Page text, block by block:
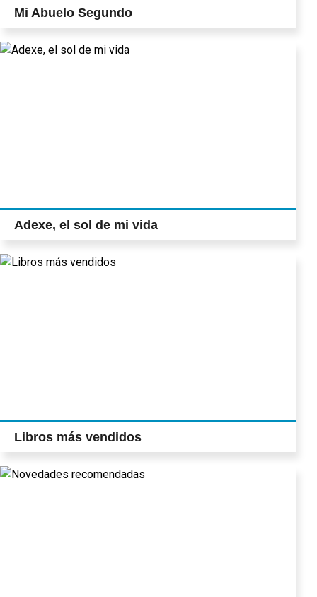
Mi Abuelo Segundo
Adexe, el sol de mi vida
Libros más vendidos